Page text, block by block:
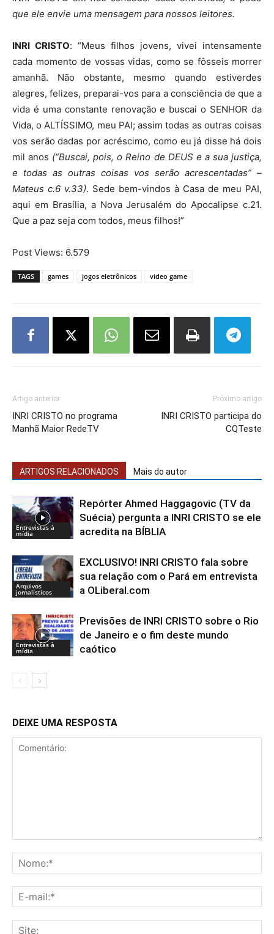
que ele envie uma mensagem para nossos leitores.
INRI CRISTO: “Meus filhos jovens, vivei intensamente
cada momento de vossas vidas, como se fôsseis morrer
amanhã. Não obstante, mesmo quando estiverdes
alegres, felizes, preparai-vos para a consciência de que a
vida é uma constante renovação e buscai o SENHOR da
Vida, o ALTÍSSIMO, meu PAI; assim todas as outras coisas
vos serão dadas por acréscimo, como eu já disse há dois
mil anos (“Buscai, pois, o Reino de DEUS e a sua justiça,
e todas as outras coisas vos serão acrescentadas” –
Mateus c.6 v.33). Sede bem-vindos à Casa de meu PAI,
aqui em Brasília, a Nova Jerusalém do Apocalipse c.21.
Que a paz seja com todos, meus filhos!”
Post Views: 6.579
TAGS games jogos eletrônicos video game
Artigo anterior
INRI CRISTO no programa
Manhã Maior RedeTV
Próximo artigo
INRI CRISTO participa do
CQTeste
ARTIGOS RELACIONADOS Mais do autor
Entrevistas à
mídia
Repórter Ahmed Haggagovic (TV da
Suécia) pergunta a INRI CRISTO se ele
acredita na BÍBLIA
Arquivos
jornalísticos
EXCLUSIVO! INRI CRISTO fala sobre
sua relação com o Pará em entrevista
a OLiberal.com
Entrevistas à
mídia
Previsões de INRI CRISTO sobre o Rio
de Janeiro e o fim deste mundo
caótico
DEIXE UMA RESPOSTA